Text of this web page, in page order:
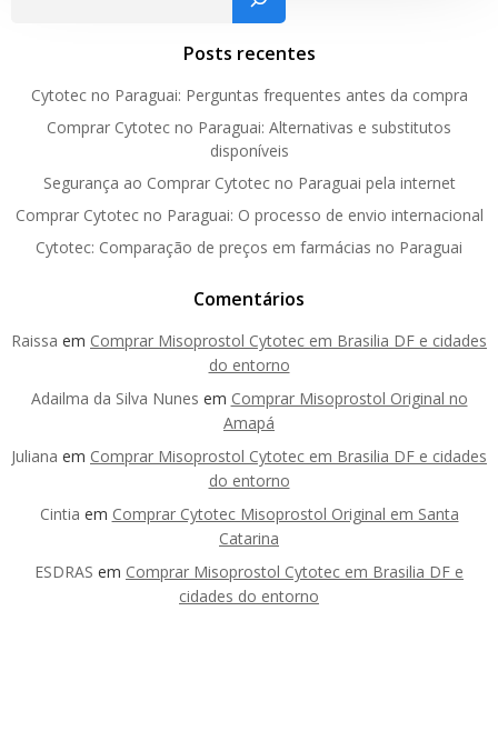
Posts recentes
Cytotec no Paraguai: Perguntas frequentes antes da compra
Comprar Cytotec no Paraguai: Alternativas e substitutos
disponíveis
Segurança ao Comprar Cytotec no Paraguai pela internet
Comprar Cytotec no Paraguai: O processo de envio internacional
Cytotec: Comparação de preços em farmácias no Paraguai
Comentários
Raissa em Comprar Misoprostol Cytotec em Brasilia DF e cidades
do entorno
Adailma da Silva Nunes em Comprar Misoprostol Original no
Amapá
Juliana em Comprar Misoprostol Cytotec em Brasilia DF e cidades
do entorno
Cintia em Comprar Cytotec Misoprostol Original em Santa
Catarina
ESDRAS em Comprar Misoprostol Cytotec em Brasilia DF e
cidades do entorno